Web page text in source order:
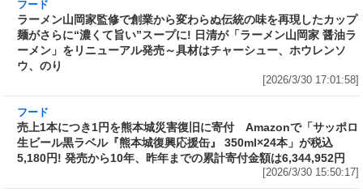
ン」をリニューアル発売～具材はチャーシュ
ー、ホウレンソウ、のり
[2026/3/30 17:01:58]
売上1本につき1円を熊本城災害復旧に寄付 Amazonで「サッポロ
生ビール黒ラベル『熊本城復興応援缶』 350ml×24本」が税込
5,180円! 発売から10年、昨年までの累計寄付金額は6,344,952円
[2026/3/30 15:50:17]
フード フード